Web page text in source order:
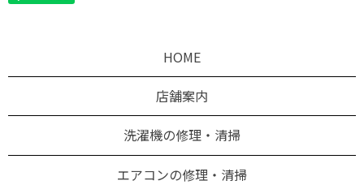
HOME
店舗案内
洗濯機の修理・清掃
エアコンの修理・清掃